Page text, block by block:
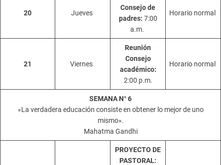
20 Jueves
Consejo de
padres: 7:00
a.m.
Horario normal
21 Viernes
Reunión
Consejo
académico:
2:00 p.m.
Horario normal
SEMANA N° 6
«La verdadera educación consiste en obtener lo mejor de uno
mismo».
Mahatma Gandhi
PROYECTO DE
PASTORAL: